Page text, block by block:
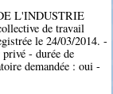
L'INDUSTRIE
de travail
le 24/03/2014. -
- durée de
demandée : oui -